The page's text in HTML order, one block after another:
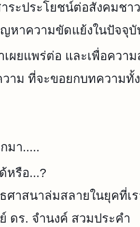
ระประโยชน์ต่อสังคมชา
หาความขัดแย้งในปัจจุบั
เผยแพร่ต่อ และเพื่อคว
วาม ที่จะขอยกบทความทั้
มา.....
หรือ...?
ศาสนาล่มสลายในยุคที่เ
ดร. จำนงค์ สวมประคำ